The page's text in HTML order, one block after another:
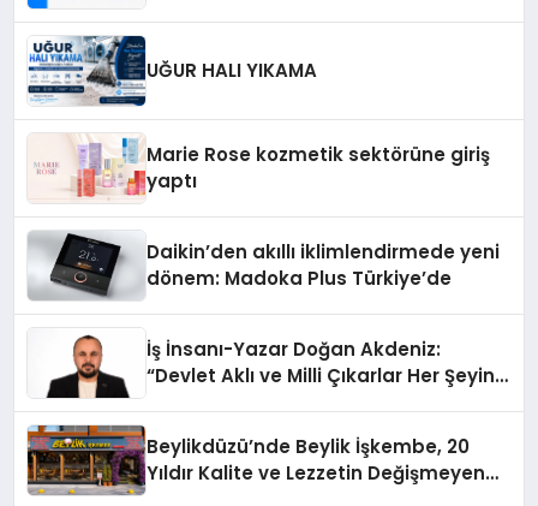
UĞUR HALI YIKAMA
Marie Rose kozmetik sektörüne giriş
yaptı
Daikin’den akıllı iklimlendirmede yeni
dönem: Madoka Plus Türkiye’de
İş İnsanı-Yazar Doğan Akdeniz:
“Devlet Aklı ve Milli Çıkarlar Her Şeyin
Beylikdüzü’nde Beylik İşkembe, 20
Yıldır Kalite ve Lezzetin Değişmeyen